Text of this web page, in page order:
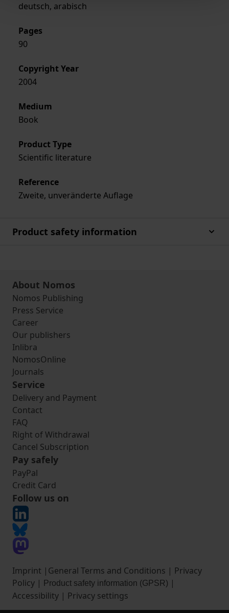
deutsch, arabisch
Pages
90
Copyright Year
2004
Medium
Book
Product Type
Scientific literature
Reference
Zweite, unveränderte Auflage
Product safety information
About Nomos
Nomos Publishing
Press Service
Career
Our publishers
Inlibra
NomosOnline
Journals
Service
Delivery and Payment
Contact
FAQ
Right of Withdrawal
Cancel Subscription
Pay safely
PayPal
Credit Card
Follow us on
Imprint | General Terms and Conditions | Privacy
Policy | Product safety information (GPSR) |
Accessibility | Privacy settings